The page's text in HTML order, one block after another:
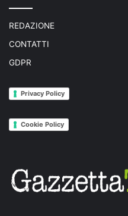
REDAZIONE
CONTATTI
GDPR
Privacy Policy
Cookie Policy